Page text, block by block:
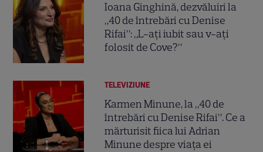
Ioana Ginghină, dezvăluiri la
„40 de întrebări cu Denise
Rifai”: „L-aţi iubit sau v-ați
folosit de Cove?”
TELEVIZIUNE
Karmen Minune, la „40 de
întrebări cu Denise Rifai”. Ce a
mărturisit fiica lui Adrian
Minune despre viața ei